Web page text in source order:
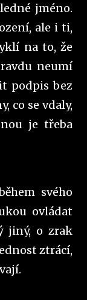
jméno.
ale i ti,
na to, že
neumí
podpis bez
co se vdaly,
je třeba
svého
ovládat
jiný, o zrak
ztrácí,